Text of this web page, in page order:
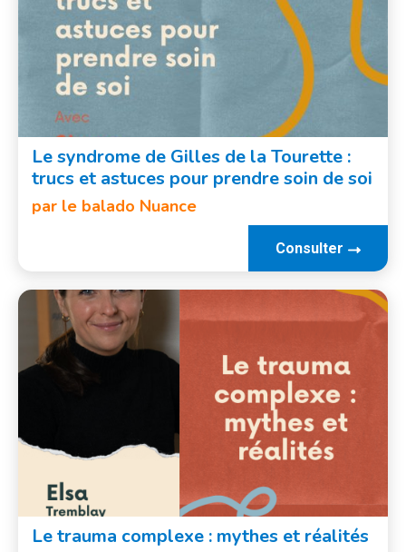
Le syndrome de Gilles de la Tourette :
trucs et astuces pour prendre soin de soi
par le balado Nuance
Consulter
Le trauma complexe : mythes et réalités